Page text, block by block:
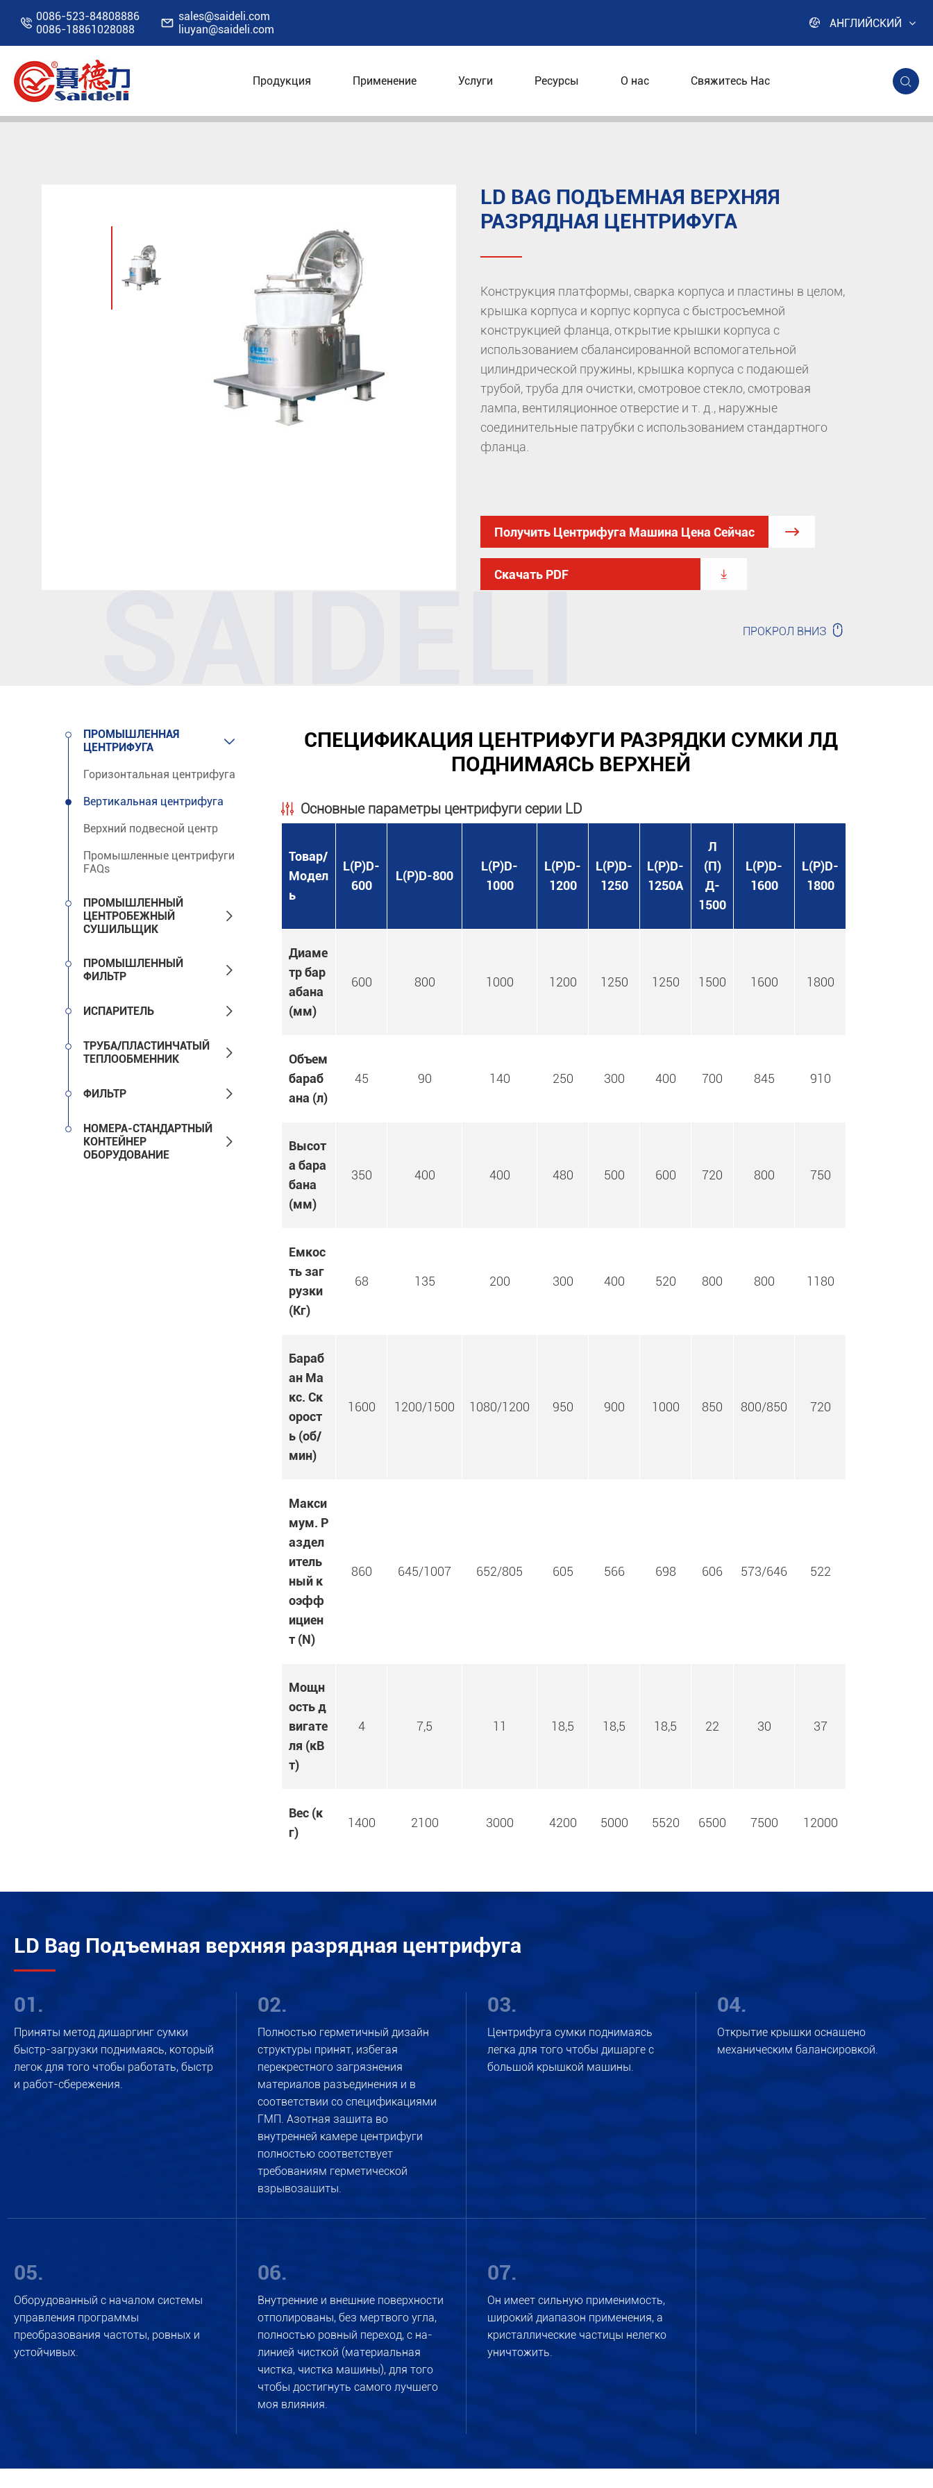
 0086-523-84808886
0086-18861028088
 sales@saideli.com
liuyan@saideli.com
 АНГЛИЙСКИЙ
Продукция Применение Услуги Ресурсы О нас Свяжитесь Нас 
Главная Продукция
LD BAG ПОДЪЕМНАЯ ВЕРХНЯЯ
РАЗРЯДНАЯ ЦЕНТРИФУГА
Конструкция платформы, сварка корпуса и пластины в целом,
крышка корпуса и корпус корпуса с быстросъемной
конструкцией фланца, открытие крышки корпуса с
использованием сбалансированной вспомогательной
цилиндрической пружины, крышка корпуса с подающей
трубой, труба для очистки, смотровое стекло, смотровая
лампа, вентиляционное отверстие и т. д., наружные
соединительные патрубки с использованием стандартного
фланца.
Получить Центрифуга Машина Цена Сейчас 
Скачать PDF 
ПРОКРОЛ ВНИЗ 
ПРОМЫШЛЕННАЯ
ЦЕНТРИФУГА

Горизонтальная центрифуга
Вертикальная центрифуга
Верхний подвесной центр
Промышленные центрифуги
FAQs
ПРОМЫШЛЕННЫЙ
ЦЕНТРОБЕЖНЫЙ
СУШИЛЬЩИК

ПРОМЫШЛЕННЫЙ
ФИЛЬТР

ИСПАРИТЕЛЬ 
ТРУБА/ПЛАСТИНЧАТЫЙ
ТЕПЛООБМЕННИК

ФИЛЬТР 
НОМЕРА-СТАНДАРТНЫЙ
КОНТЕЙНЕР
ОБОРУДОВАНИЕ

СПЕЦИФИКАЦИЯ ЦЕНТРИФУГИ РАЗРЯДКИ СУМКИ ЛД
ПОДНИМАЯСЬ ВЕРХНЕЙ
Основные параметры центрифуги серии LD
Товар/
Модел
ь
L(P)D-
600
L(P)D-800
L(P)D-
1000
L(P)D-
1200
L(P)D-
1250
L(P)D-
1250A
Л
(П)
Д-
1500
L(P)D-
1600
L(P)D-
1800
Диаме
тр бар
абана
(мм)
600 800 1000 1200 1250 1250 1500 1600 1800
Объем
бараб
ана (л)
45 90 140 250 300 400 700 845 910
Высот
а бара
бана
(мм)
350 400 400 480 500 600 720 800 750
Емкос
ть заг
рузки
(Кг)
68 135 200 300 400 520 800 800 1180
Бараб
ан Ма
кс. Ск
орост
ь (об/
мин)
1600 1200/1500 1080/1200 950 900 1000 850 800/850 720
Макси
мум. Р
аздел
итель
ный к
оэфф
ициен
т (N)
860 645/1007 652/805 605 566 698 606 573/646 522
Мощн
ость д
вигате
ля (кВ
т)
4 7,5 11 18,5 18,5 18,5 22 30 37
Вес (к
г)
1400 2100 3000 4200 5000 5520 6500 7500 12000
LD Bag Подъемная верхняя разрядная центрифуга
01.
Приняты метод дишаргинг сумки
быстр-загрузки поднимаясь, который
легок для того чтобы работать, быстр
и работ-сбережения.
02.
Полностью герметичный дизайн
структуры принят, избегая
перекрестного загрязнения
материалов разъединения и в
соответствии со спецификациями
ГМП. Азотная защита во
внутренней камере центрифуги
полностью соответствует
требованиям герметической
взрывозащиты.
03.
Центрифуга сумки поднимаясь
легка для того чтобы дишарге с
большой крышкой машины.
04.
Открытие крышки оснащено
механическим балансировкой.
05.
Оборудованный с началом системы
управления программы
преобразования частоты, ровных и
устойчивых.
06.
Внутренние и внешние поверхности
отполированы, без мертвого угла,
полностью ровный переход, с на-
линией чисткой (материальная
чистка, чистка машины), для того
чтобы достигнуть самого лучшего
моя влияния.
07.
Он имеет сильную применимость,
широкий диапазон применения, а
кристаллические частицы нелегко
уничтожить.